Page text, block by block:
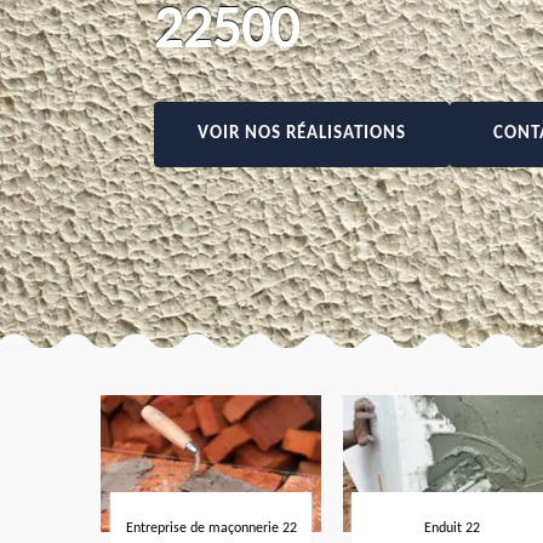
22500
VOIR NOS RÉALISATIONS
Entreprise de maçonnerie 22 Enduit 22